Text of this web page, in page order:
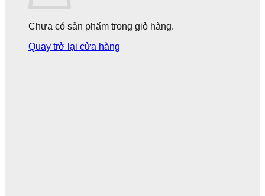
Chưa có sản phẩm trong giỏ hàng.
Quay trở lại cửa hàng